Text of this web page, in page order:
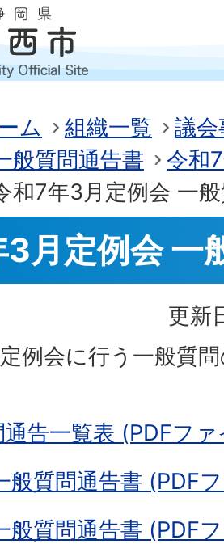
ム 組織一覧
議会
般質問通告書
令和
和7年3月定例会 一
月定例会 一
更新
例会に行う一般質
通告一覧表 (PDFフ
般質問通告書 (PDF
般質問通告書 (PDF